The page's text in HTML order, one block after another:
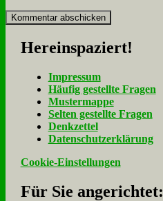
Her­ein­spa­ziert!
Im­pres­sum
Häu­fig ge­stell­te Fra­gen
Mu­ster­map­pe
Sel­ten ge­stell­te Fra­gen
Denk­zet­tel
Da­ten­schutz­er­klä­rung
Cookie-Einstellungen
Für Sie an­ge­rich­tet: